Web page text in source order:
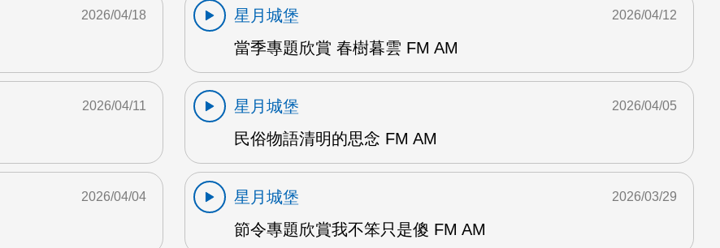
2026/04/18
星月城堡
當季專題欣賞 春樹暮雲 FM AM
2026/04/12
2026/04/11
星月城堡
民俗物語清明的思念 FM AM
2026/04/05
2026/04/04
星月城堡
節令專題欣賞我不笨只是傻 FM AM
2026/03/29